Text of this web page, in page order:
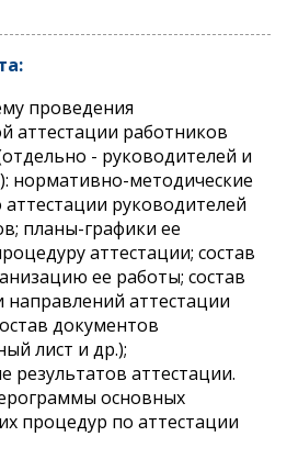
проведения
аттестации работников
- руководителей и
нормативно-методические
руководителей
планы-графики ее
аттестации; состав
ее работы; состав
направлений аттестации
документов
лист и др.);
результатов аттестации.
основных
процедур по аттестации